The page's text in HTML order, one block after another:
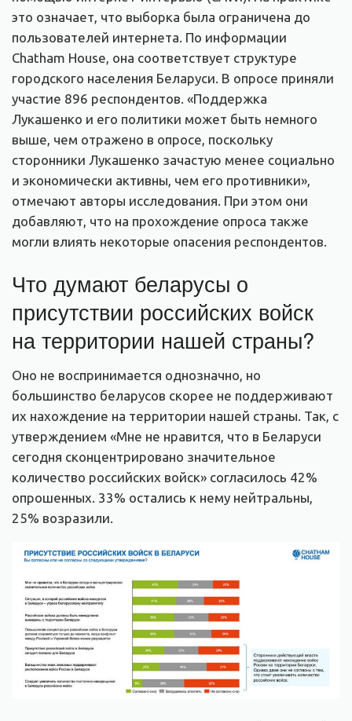
это означает, что выборка была ограничена до
пользователей интернета. По информации
Chatham House, она соответствует структуре
городского населения Беларуси. В опросе приняли
участие 896 респондентов. «Поддержка
Лукашенко и его политики может быть немного
выше, чем отражено в опросе, поскольку
сторонники Лукашенко зачастую менее социально
и экономически активны, чем его противники»,
отмечают авторы исследования. При этом они
добавляют, что на прохождение опроса также
могли влиять некоторые опасения респондентов.
Что думают беларусы о
присутствии российских войск
на территории нашей страны?
Оно не воспринимается однозначно, но
большинство беларусов скорее не поддерживают
их нахождение на территории нашей страны. Так, с
утверждением «Мне не нравится, что в Беларуси
сегодня сконцентрировано значительное
количество российских войск» согласилось 42%
опрошенных. 33% остались к нему нейтральны,
25% возразили.